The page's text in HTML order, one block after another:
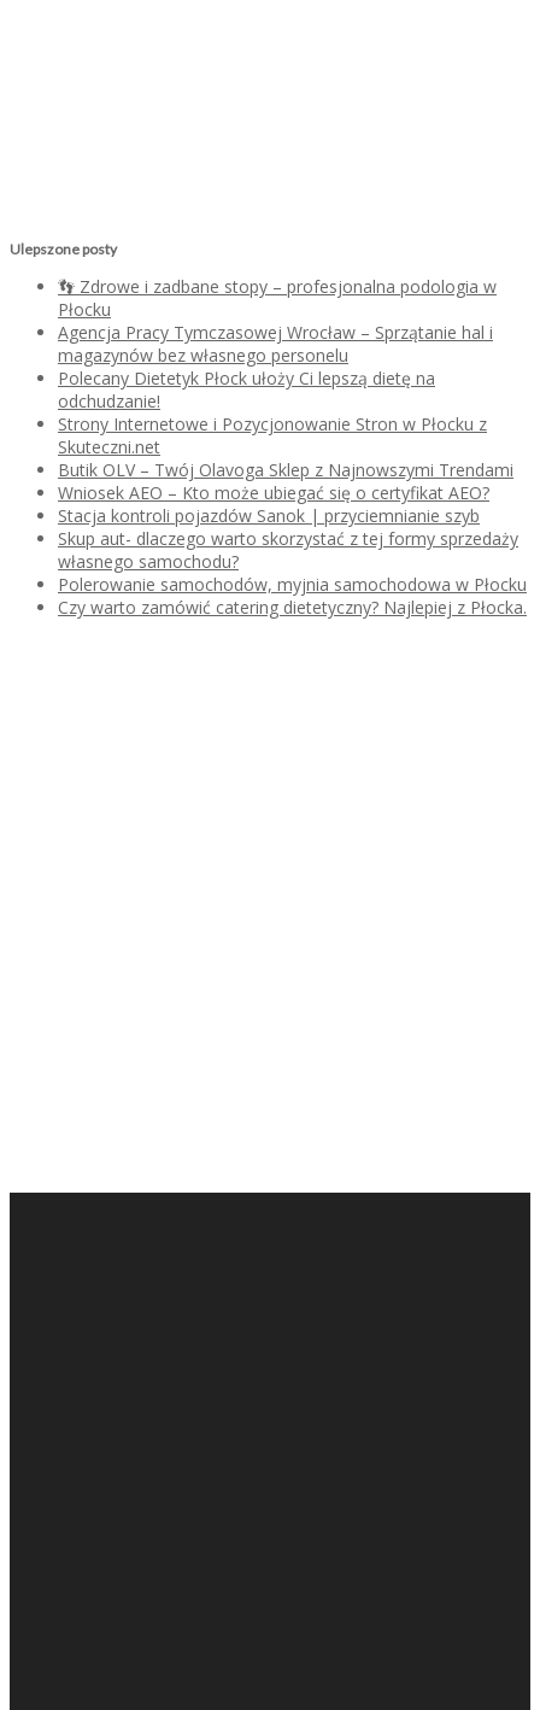
Ulepszone posty
👣 Zdrowe i zadbane stopy – profesjonalna podologia w
Płocku
Agencja Pracy Tymczasowej Wrocław – Sprzątanie hal i
magazynów bez własnego personelu
Polecany Dietetyk Płock ułoży Ci lepszą dietę na
odchudzanie!
Strony Internetowe i Pozycjonowanie Stron w Płocku z
Skuteczni.net
Butik OLV – Twój Olavoga Sklep z Najnowszymi Trendami
Wniosek AEO – Kto może ubiegać się o certyfikat AEO?
Stacja kontroli pojazdów Sanok | przyciemnianie szyb
Skup aut- dlaczego warto skorzystać z tej formy sprzedaży
własnego samochodu?
Polerowanie samochodów, myjnia samochodowa w Płocku
Czy warto zamówić catering dietetyczny? Najlepiej z Płocka.